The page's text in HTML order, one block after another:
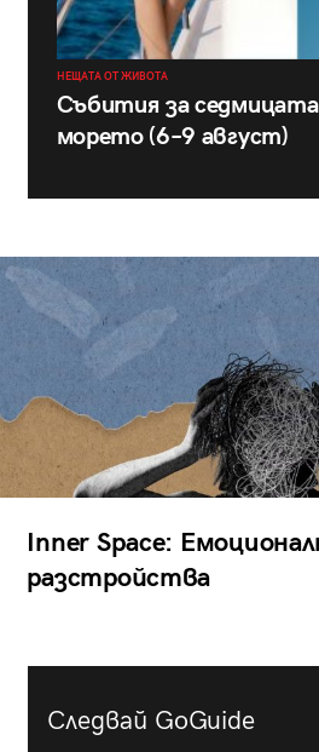
НЕЩАТА ОТ ЖИВОТА
Събития за
морето (6–9 август)
Inner Space:
разстройства
Следвай GoGuide